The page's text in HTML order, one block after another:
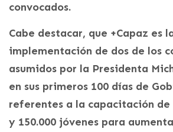
convocados.
Cabe destacar, que +Capaz es
implementación de dos de los
asumidos por la Presidenta
en sus primeros 100 días de
referentes a la capacitación de
y 150.000 jóvenes para